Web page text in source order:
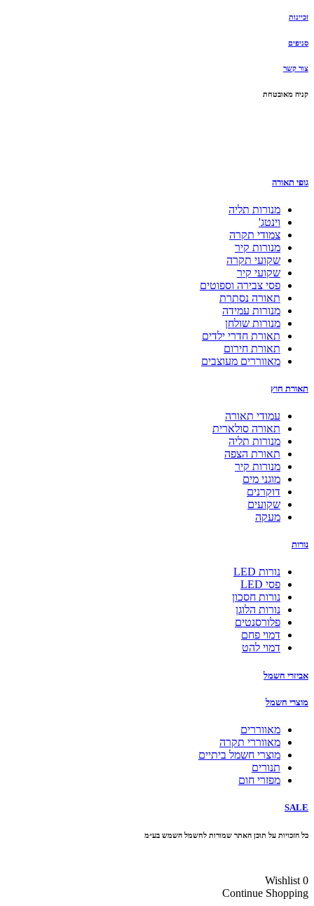
זכיינות
סניפים
צור קשר
קניה מאובטחת
גופי תאורה
מנורות תליה
וינטג'
צמודי תקרה
מנורות קיר
שקועי תקרה
שקועי קיר
פסי צבירה וספוטים
תאורה נסתרת
מנורות עמידה
מנורות שולחן
תאורת חדרי ילדים
תאורת חירום
מאווררים מעוצבים
תאורת חוץ
עמודי תאורה
תאורה סולארית
מנורות תליה
תאורת הצפה
מנורות קיר
מוגני מים
דוקרנים
שקועים
מעקה
נורות
נורות LED
פסי LED
נורות חסכון
נורות הלוגן
פלורסנטים
דמוי פחם
דמוי להט
אביזרי חשמל
מוצרי חשמל
מאווררים
מאווררי תקרה
מוצרי חשמל ביתיים
תנורים
מפזרי חום
SALE
כל הזכויות על תוכן האתר שמורות לחשמל השמש בע״מ
Wishlist 0
Continue Shopping